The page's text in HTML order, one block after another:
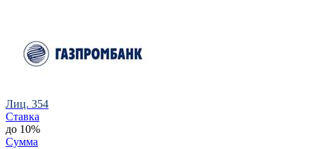
Лиц. 354
Ставка
до 10%
Сумма